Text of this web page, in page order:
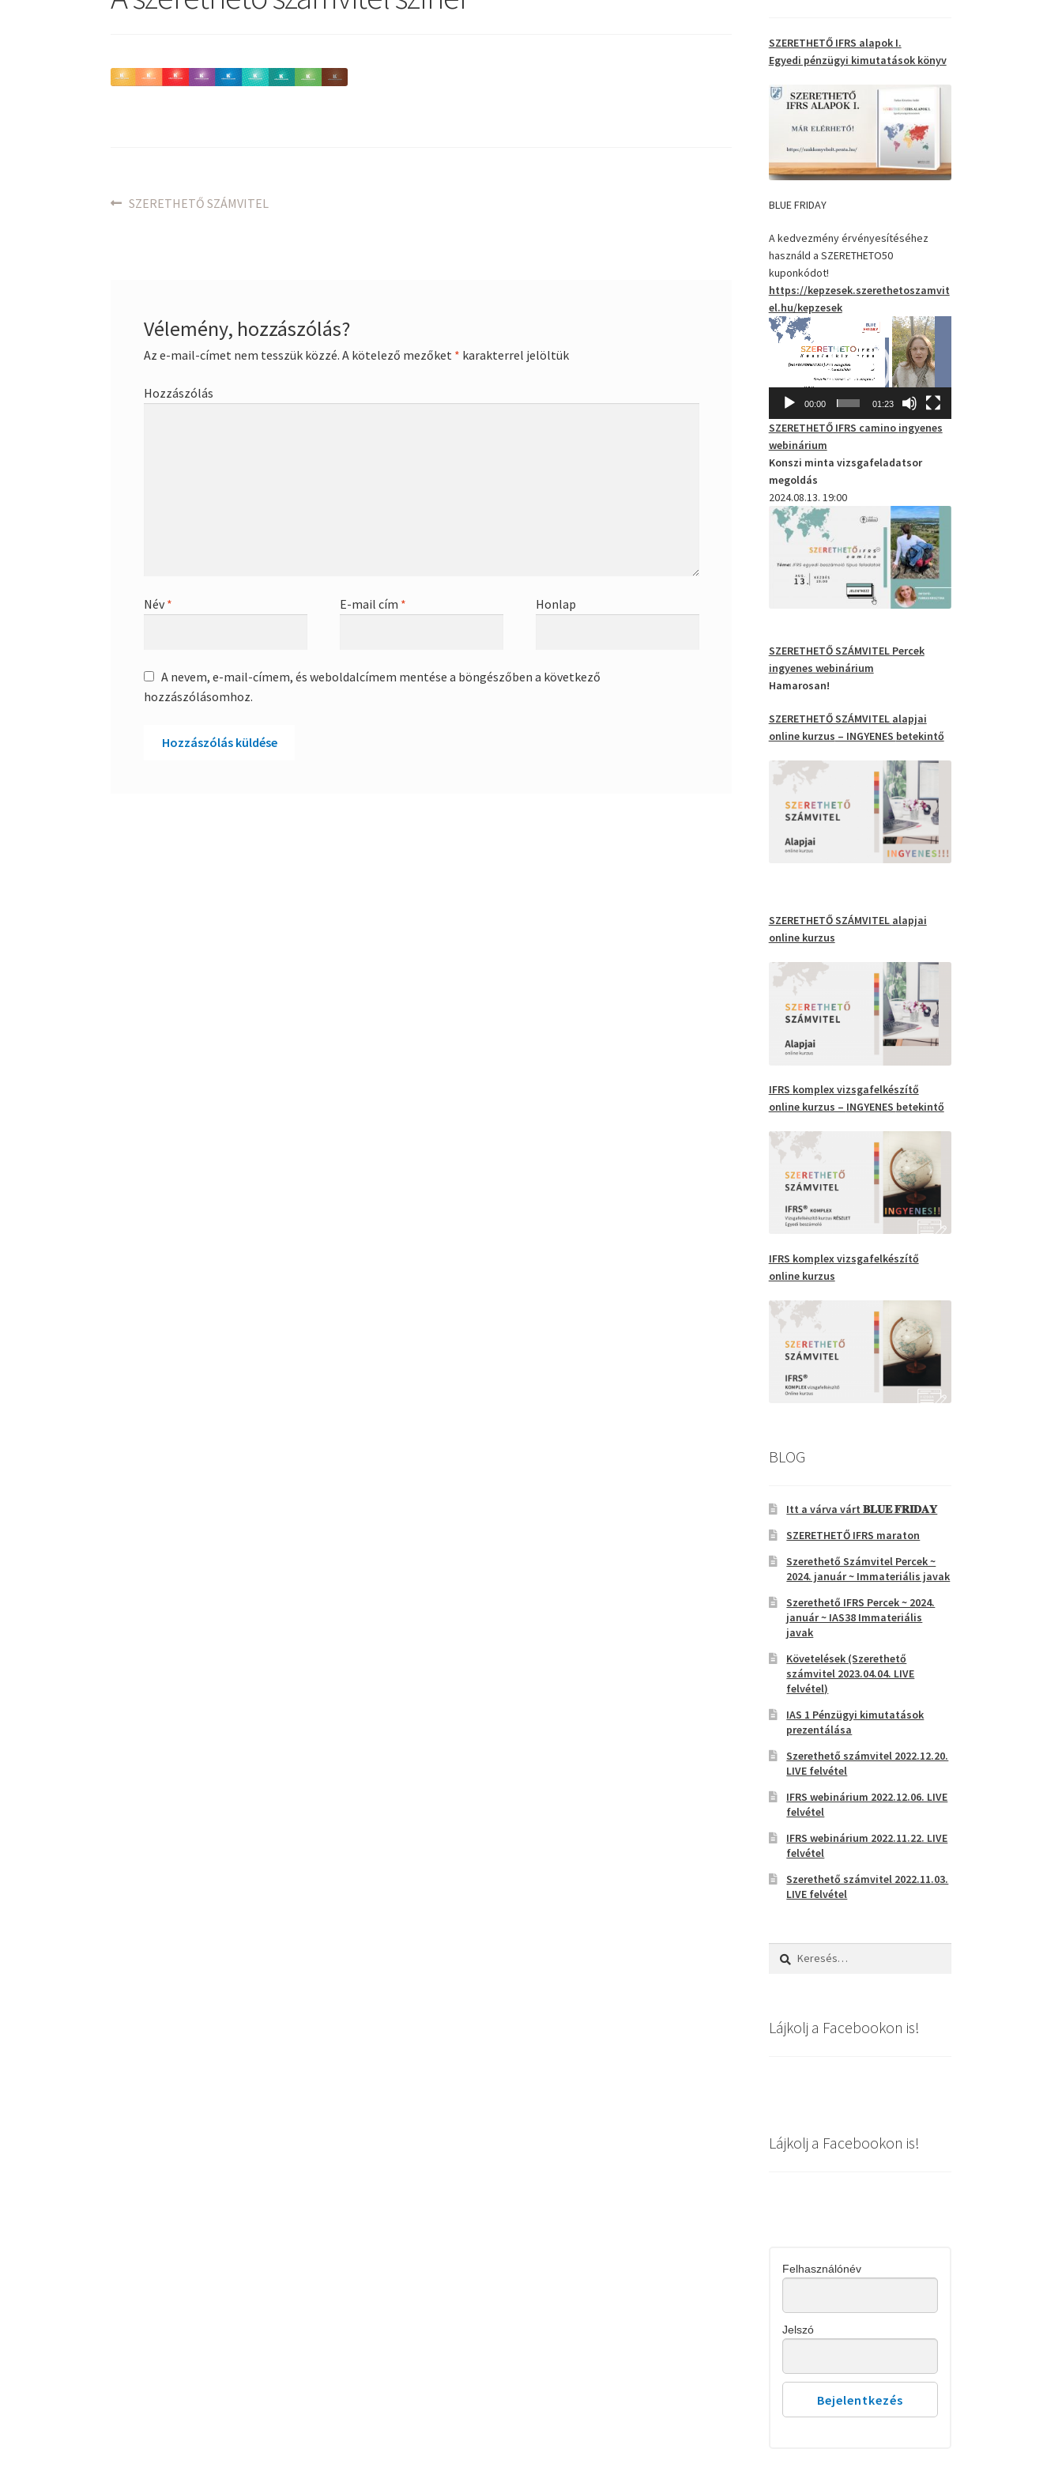
Bejegyzés
Previous
SZERETHETŐ SZÁMVITEL
Vélemény, hozzászólás?
Az e-mail-címet nem tesszük közzé. A kötelező mezőket * karakterrel jelöltük
Hozzászólás
Név * E-mail cím * Honlap
A nevem, e-mail-címem, és weboldalcímem mentése a böngészőben a következő
hozzászólásomhoz.
SZERETHETŐ IFRS alapok I.
Egyedi pénzügyi kimutatások könyv
BLUE FRIDAY
A kedvezmény érvényesítéséhez
használd a SZERETHETO50
kuponkódot!
https://kepzesek.szerethetoszamvit
el.hu/kepzesek
Videólejátszó
00:00 01:23
SZERETHETŐ IFRS camino ingyenes
webinárium
Konszi minta vizsgafeladatsor
megoldás
2024.08.13. 19:00
SZERETHETŐ SZÁMVITEL Percek
ingyenes webinárium
Hamarosan!
SZERETHETŐ SZÁMVITEL alapjai
online kurzus – INGYENES betekintő
SZERETHETŐ SZÁMVITEL alapjai
online kurzus
IFRS komplex vizsgafelkészítő
online kurzus – INGYENES betekintő
IFRS komplex vizsgafelkészítő
online kurzus
BLOG
Itt a várva várt 𝐁𝐋𝐔𝐄 𝐅𝐑𝐈𝐃𝐀𝐘
SZERETHETŐ IFRS maraton
Szerethető Számvitel Percek ~
2024. január ~ Immateriális javak
Szerethető IFRS Percek ~ 2024.
január ~ IAS38 Immateriális
javak
Követelések (Szerethető
számvitel 2023.04.04. LIVE
felvétel)
IAS 1 Pénzügyi kimutatások
prezentálása
Szerethető számvitel 2022.12.20.
LIVE felvétel
IFRS webinárium 2022.12.06. LIVE
felvétel
IFRS webinárium 2022.11.22. LIVE
felvétel
Szerethető számvitel 2022.11.03.
LIVE felvétel
Keresés:
Lájkolj a Facebookon is!
Lájkolj a Facebookon is!
Felhasználónév
Jelszó